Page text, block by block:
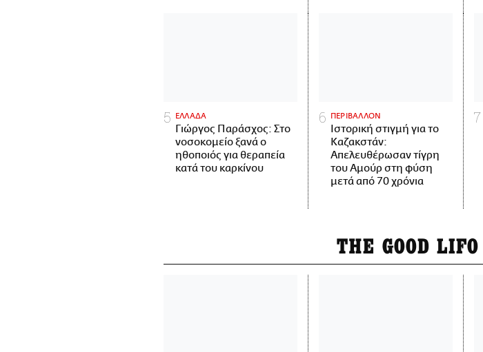
ΕΛΛΑΔΑ
Γιώργος Παράσχος: Στο
νοσοκομείο ξανά ο
ηθοποιός για θεραπεία
κατά του καρκίνου
ΠΕΡΙΒΑΛΛΟΝ
Ιστορική στιγμή για το
Καζακστάν:
Απελευθέρωσαν τίγρη
του Αμούρ στη φύση
μετά από 70 χρόνια
THE GOOD LIFO